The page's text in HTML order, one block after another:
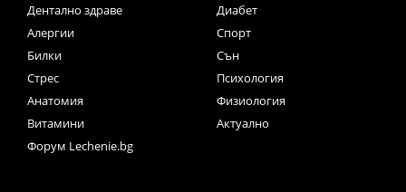
Дентално здраве
Диабет
Алергии
Спорт
Билки
Сън
Стрес
Психология
Анатомия
Физиология
Витамини
Актуално
Форум Lechenie.bg